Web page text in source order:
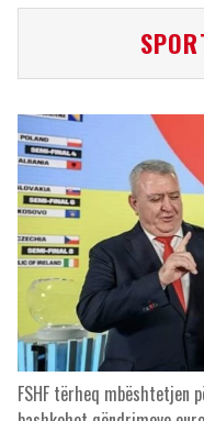
FSHF tërheq mbështetjen